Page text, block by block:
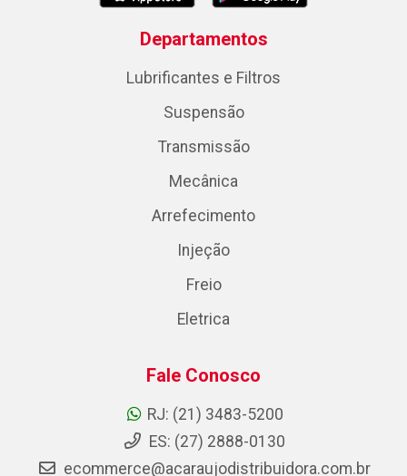
Departamentos
Lubrificantes e Filtros
Suspensão
Transmissão
Mecânica
Arrefecimento
Injeção
Freio
Eletrica
Fale Conosco
RJ: (21) 3483-5200
ES: (27) 2888-0130
ecommerce@acaraujodistribuidora.com.br